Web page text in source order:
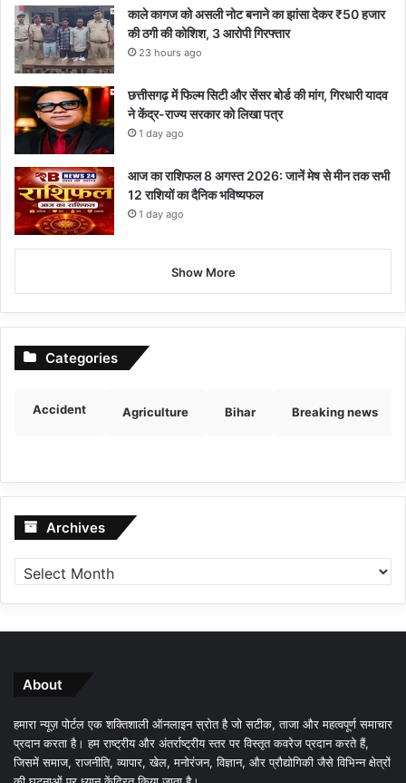
काले कागज को असली नोट बनाने का झांसा देकर ₹50 हजार
की ठगी की कोशिश, 3 आरोपी गिरफ्तार
23 hours ago
छत्तीसगढ़ में फिल्म सिटी और सेंसर बोर्ड की मांग, गिरधारी यादव
ने केंद्र-राज्य सरकार को लिखा पत्र
1 day ago
आज का राशिफल 8 अगस्त 2026: जानें मेष से मीन तक सभी
12 राशियों का दैनिक भविष्यफल
1 day ago
Show More
Categories
Accident Agriculture Bihar Breaking news
Archives Archives
About
हमारा न्यूज़ पोर्टल एक शक्तिशाली ऑनलाइन स्रोत है जो सटीक, ताजा और महत्वपूर्ण समाचार
प्रदान करता है। हम राष्ट्रीय और अंतर्राष्ट्रीय स्तर पर विस्तृत कवरेज प्रदान करते हैं,
जिसमें समाज, राजनीति, व्यापार, खेल, मनोरंजन, विज्ञान, और प्रौद्योगिकी जैसे विभिन्न क्षेत्रों